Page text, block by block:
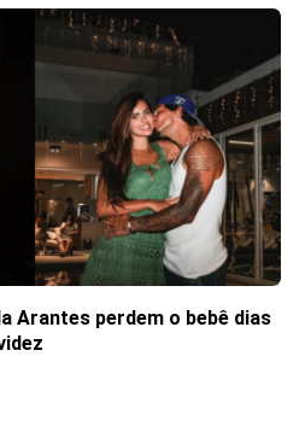
Arantes perdem o bebê dias